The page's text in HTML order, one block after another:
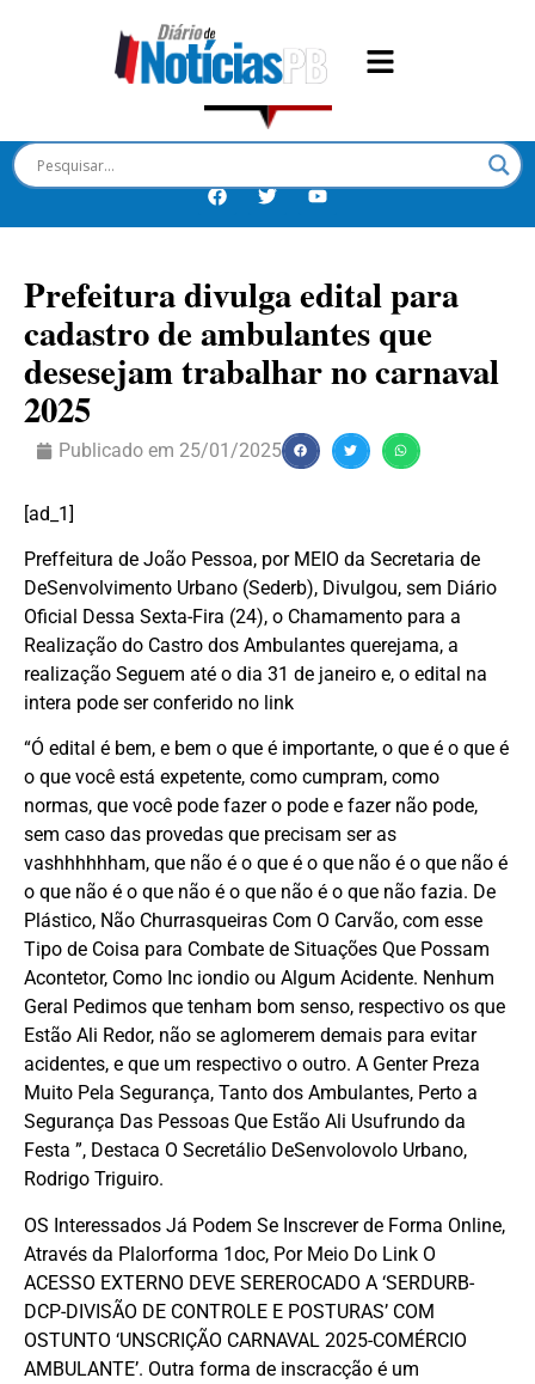
Prefeitura divulga edital para
cadastro de ambulantes que
desesejam trabalhar no carnaval
2025
Publicado em 25/01/2025
[ad_1]
Preffeitura de João Pessoa, por MEIO da Secretaria de
DeSenvolvimento Urbano (Sederb), Divulgou, sem Diário
Oficial Dessa Sexta-Fira (24), o Chamamento para a
Realização do Castro dos Ambulantes querejama, a
realização Seguem até o dia 31 de janeiro e, o edital na
intera pode ser conferido no link
“Ó edital é bem, e bem o que é importante, o que é o que é
o que você está expetente, como cumpram, como
normas, que você pode fazer o pode e fazer não pode,
sem caso das provedas que precisam ser as
vashhhhhham, que não é o que é o que não é o que não é
o que não é o que não é o que não é o que não fazia. De
Plástico, Não Churrasqueiras Com O Carvão, com esse
Tipo de Coisa para Combate de Situações Que Possam
Acontetor, Como Inc iondio ou Algum Acidente. Nenhum
Geral Pedimos que tenham bom senso, respectivo os que
Estão Ali Redor, não se aglomerem demais para evitar
acidentes, e que um respectivo o outro. A Genter Preza
Muito Pela Segurança, Tanto dos Ambulantes, Perto a
Segurança Das Pessoas Que Estão Ali Usufrundo da
Festa ”, Destaca O Secretálio DeSenvolovolo Urbano,
Rodrigo Triguiro.
OS Interessados ​​Já Podem Se Inscrever de Forma Online,
Através da Plalorforma 1doc, Por Meio Do Link O
ACESSO EXTERNO DEVE SEREROCADO A ‘SERDURB-
DCP-DIVISÃO DE CONTROLE E POSTURAS’ COM
OSTUNTO ‘UNSCRIÇÃO CARNAVAL 2025-COMÉRCIO
AMBULANTE’. Outra forma de inscracção é um